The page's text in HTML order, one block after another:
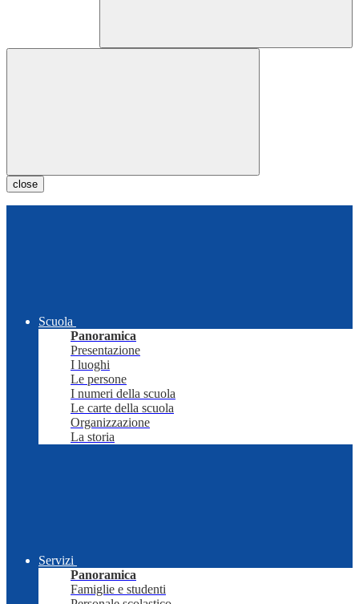
close
Scuola
Panoramica
Presentazione
I luoghi
Le persone
I numeri della scuola
Le carte della scuola
Organizzazione
La storia
Servizi
Panoramica
Famiglie e studenti